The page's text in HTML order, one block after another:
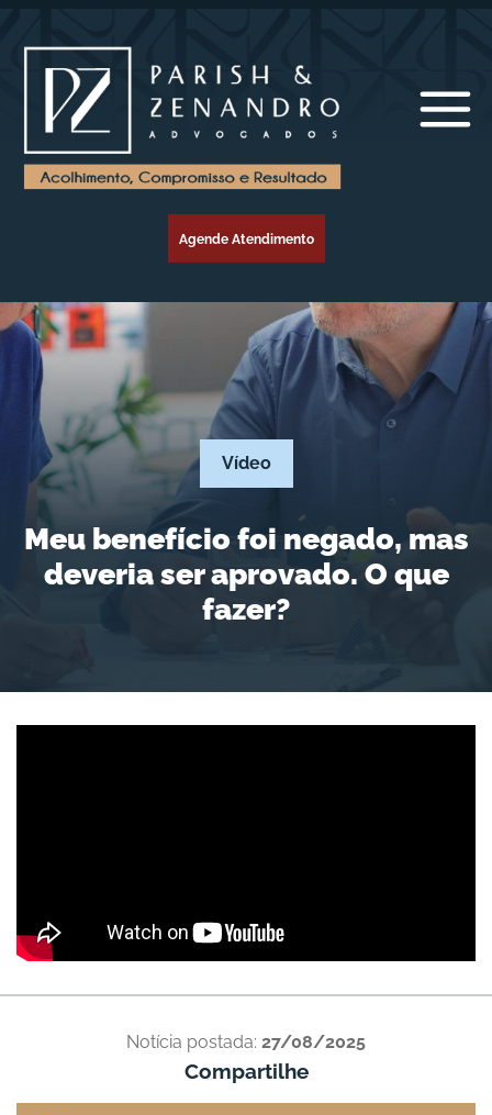
Agende Atendimento
Vídeo
Meu benefício foi negado, mas
deveria ser aprovado. O que
fazer?
Notícia postada: 27/08/2025
Compartilhe